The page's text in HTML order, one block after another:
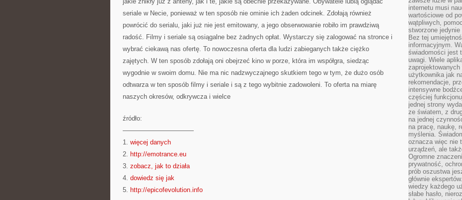
seriale w Necie, ponieważ w ten sposób nie ominie ich żaden odcinek. Zdołają również
powrócić do serialu, jaki już nie jest emitowany, a jego obserwowanie robiło im prawdziwą
radość. Filmy i seriale są osiągalne bez żadnych opłat. Wystarczy się zalogować na stronce i
wybrać ciekawą nas ofertę. To nowoczesna oferta dla ludzi zabieganych także ciężko
zajętych. W ten sposób zdołają oni obejrzeć kino w porze, która im współgra, siedząc
wygodnie w swoim domu. Nie ma nic nadzwyczajnego skutkiem tego w tym, że dużo osób
odtwarza w ten sposób filmy i seriale i są z tego wybitnie zadowoleni. To oferta na miarę
naszych okresów, odkrywcza i wielce
źródło:
———————————
1. więcej danych
2. http://emotrance.eu
3. zobacz, jak to działa
4. dowiedz się jak
5. http://epicofevolution.info
internetu musi
wartościowe od
wątpliwych,
stworzone
Bez tej
informacyjnym.
świadomości jest
uwagi. Wiele
użytkownika jak
rekomendacje,
intensywne
częściej
jednej strony
ze światem, z
na jednej
na pracę, naukę,
myślenia.
oznacza więc nie
urządzeń, ale
Ogromne
prywatność,
prób oszustwa
głównie
wiedzy każdego
słabe hasło,